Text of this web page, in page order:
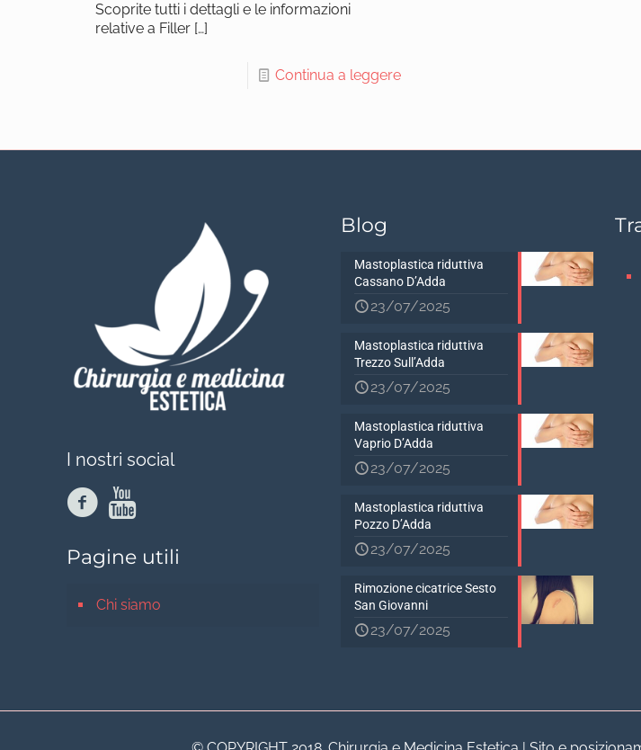
Scoprite tutti i dettagli e le informazioni
relative a Filler[…]
Continua a leggere
I nostri social
Pagine utili
Chi siamo
Blog
Mastoplastica riduttiva
Cassano D’Adda
23/07/2025
Mastoplastica riduttiva
Trezzo Sull’Adda
23/07/2025
Mastoplastica riduttiva
Vaprio D’Adda
23/07/2025
Mastoplastica riduttiva
Pozzo D’Adda
23/07/2025
Rimozione cicatrice Sesto
San Giovanni
23/07/2025